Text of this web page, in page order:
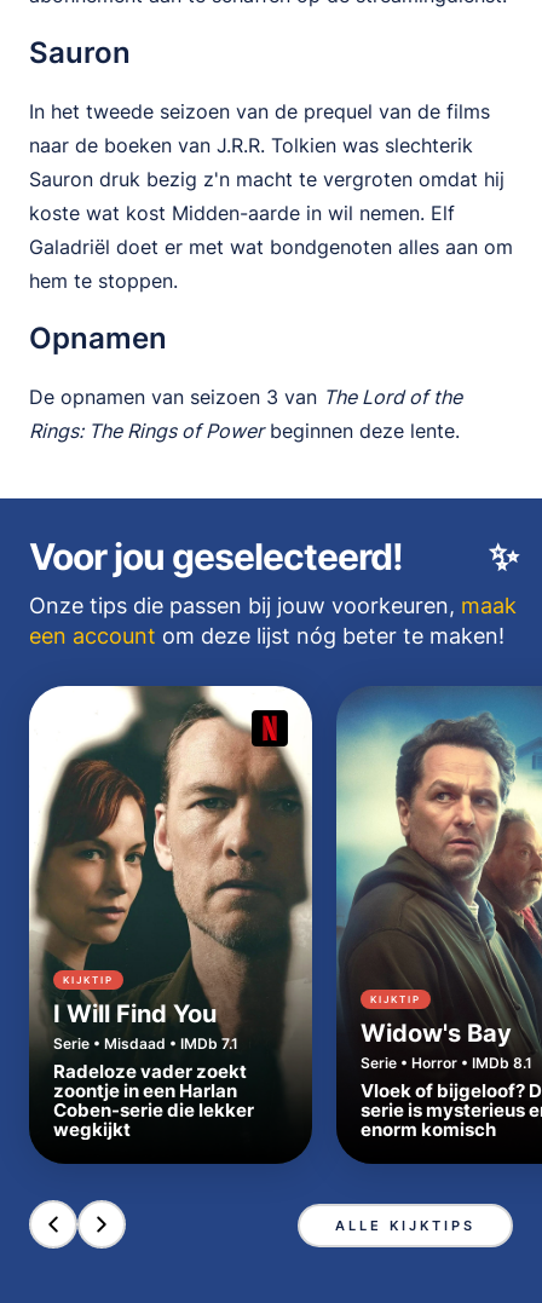
Sauron
In het tweede seizoen van de prequel van de films
naar de boeken van J.R.R. Tolkien was slechterik
Sauron druk bezig z'n macht te vergroten omdat hij
koste wat kost Midden-aarde in wil nemen. Elf
Galadriël doet er met wat bondgenoten alles aan om
hem te stoppen.
Opnamen
De opnamen van seizoen 3 van The Lord of the
Rings: The Rings of Powerbeginnen deze lente.
✨
Voor jou geselecteerd!
Onze tips die passen bij jouw voorkeuren, maak
een account om deze lijst nóg beter te maken!
KIJKTIP
I Will Find You
Serie • Misdaad • IMDb 7.1
Radeloze vader zoekt
zoontje in een Harlan
Coben-serie die lekker
wegkijkt
KIJKTIP
Widow's Bay
Serie • Horror • IMDb 8.1
Vloek of bijgeloof?
serie is mysterieus
enorm komisch
ALLE KIJKTIPS